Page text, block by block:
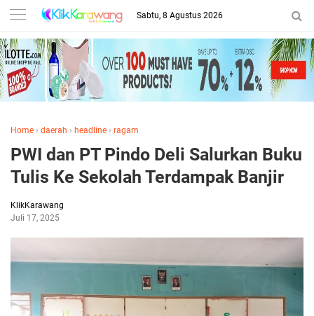
Sabtu, 8 Agustus 2026
Home › daerah › headline › ragam
PWI dan PT Pindo Deli Salurkan Buku
Tulis Ke Sekolah Terdampak Banjir
KlikKarawang
Juli 17, 2025